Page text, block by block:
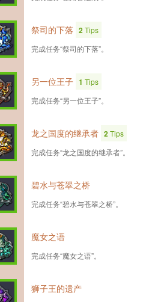
祭司的下落 2Tips
完成任务“祭司的下落”。
另一位王子 1 Tips
完成任务“另一位王子”。
龙之国度的继承者 2Tips
完成任务“龙之国度的继承者”。
碧水与苍翠之桥
完成任务“碧水与苍翠之桥”。
魔女之语
完成任务“魔女之语”。
狮子王的遗产